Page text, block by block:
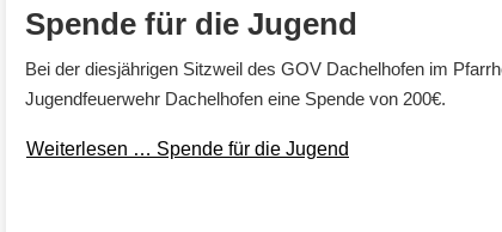
Spende für die Jugend
Bei der diesjährigen Sitzweil des GOV Dachelhofen im
Jugendfeuerwehr Dachelhofen eine Spende von 200€.
Weiterlesen … Spende für die Jugend